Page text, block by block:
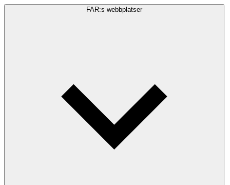
FAR:s webbplatser